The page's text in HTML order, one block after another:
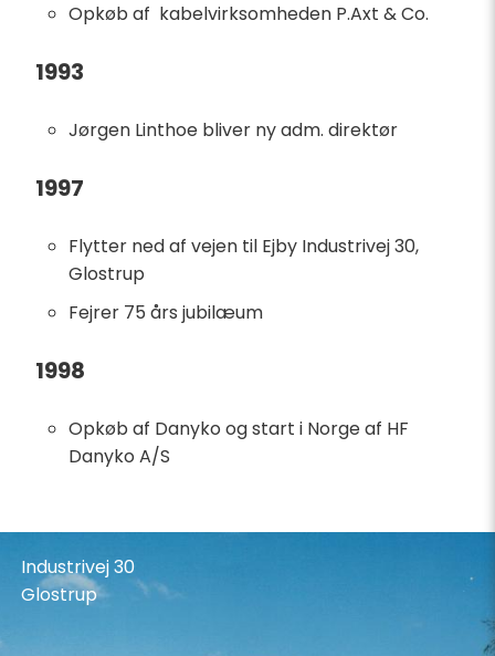
Opkøb af kabelvirksomheden P.Axt & Co.
1993
Jørgen Linthoe bliver ny adm. direktør
1997
Flytter ned af vejen til Ejby Industrivej 30,
Glostrup
Fejrer 75 års jubilæum
1998
Opkøb af Danyko og start i Norge af HF
Danyko A/S
75 års
Jubilæum